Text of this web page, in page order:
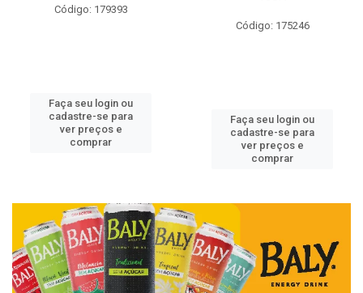
Código: 179393
Faça seu login ou
cadastre-se para
ver preços e
comprar
Código: 175246
Faça seu login ou
cadastre-se para
ver preços e
comprar